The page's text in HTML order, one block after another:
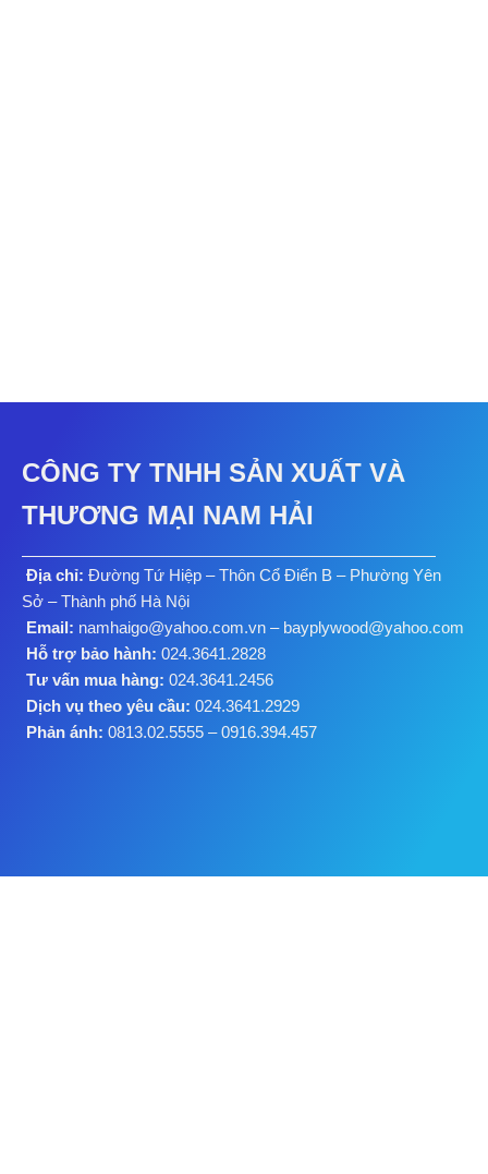
CÔNG TY TNHH SẢN XUẤT VÀ
THƯƠNG MẠI NAM HẢI
Địa chỉ: Đường Tứ Hiệp – Thôn Cổ Điển B – Phường Yên
Sở – Thành phố Hà Nội
Email: namhaigo@yahoo.com.vn – bayplywood@yahoo.com
Hỗ trợ bảo hành: 024.3641.2828
Tư vấn mua hàng: 024.3641.2456
Dịch vụ theo yêu cầu: 024.3641.2929
Phản ánh: 0813.02.5555 – 0916.394.457